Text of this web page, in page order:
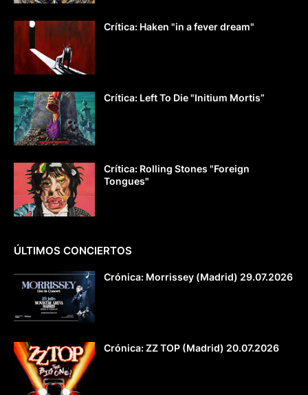
Crítica: Haken "in a fever dream"
Crítica: Left To Die "Initium Mortis”
Crítica: Rolling Stones "Foreign
Tongues"
ÚLTIMOS CONCIERTOS
Crónica: Morrissey (Madrid) 29.07.2026
Crónica: ZZ TOP (Madrid) 20.07.2026